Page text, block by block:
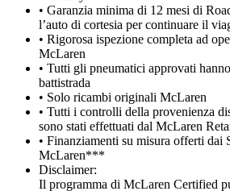
• Garanzia minima di 12 mesi di
l’auto di cortesia per continuare il
• Rigorosa ispezione completa ad
McLaren
• Tutti gli pneumatici approvati
battistrada
• Solo ricambi originali McLaren
• Tutti i controlli della provenienza
sono stati effettuati dal McLaren
• Finanziamenti su misura offerti dai
McLaren***
Disclaimer:
Il programma di McLaren Certified